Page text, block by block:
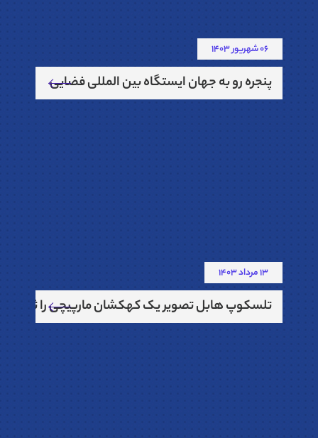
06 شهریور 1403
پنجره رو به جهان ایستگاه بین المللی فضایی
13 مرداد 1403
تلسکوپ هابل تصویر یک کهکشان مارپیچی را ثبت